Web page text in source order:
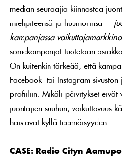
median seuraajia kiinnostaa
mielipiteensä ja huumorinsa –
kampanjassa
somekampanjat tuotetaan
On kuitenkin tärkeää, että
Facebook- tai Instagram-
profiiliin. Mikäli päivitykset eivät
juontajien suuhun, vaikuttavuus
haistavat kyllä teennäisyyden.
CASE: Radio Cityn